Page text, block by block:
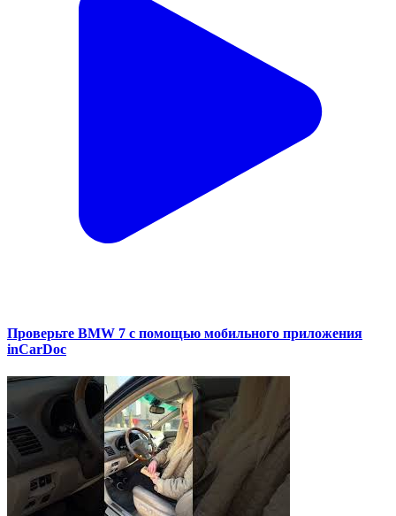
Проверьте BMW 7 с помощью мобильного приложения
inCarDoc